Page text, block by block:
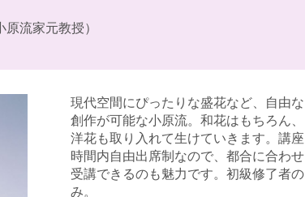
原流家元教授）
現代空間にぴったりな盛花など、自由な
創作が可能な小原流。和花はもちろん、
洋花も取り入れて生けていきます。講座
時間内自由出席制なので、都合に合わせ
受講できるのも魅力です。初級修了者の
み。